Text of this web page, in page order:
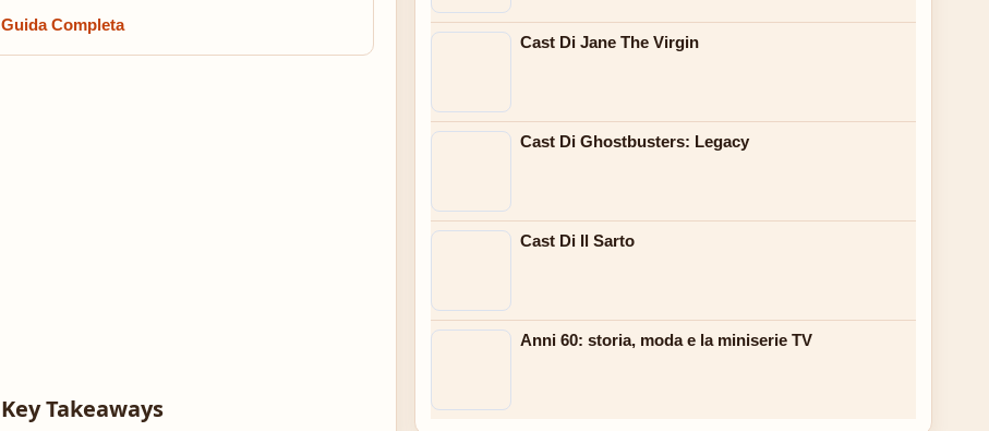
Completa
Key Takeaways
Cast Di Jane The Virgin
Cast Di Ghostbusters: Legacy
Cast Di Il Sarto
Anni 60: storia, moda e la miniserie TV